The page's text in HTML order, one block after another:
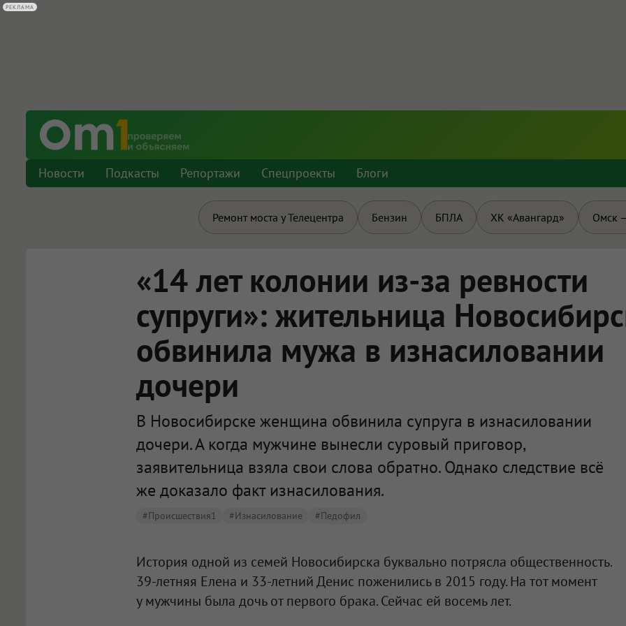
Новости Подкасты Репортажи Спецпроекты Блоги
Ремонт моста у Телецентра Бензин БПЛА ХК «Авангард» Омск
«14 лет колонии из-за ревности
супруги»: жительница
обвинила мужа в изнасиловании
дочери
В Новосибирске женщина обвинила супруга в изнасиловании
дочери. А когда мужчине вынесли суровый приговор,
заявительница взяла свои слова обратно. Однако следствие всё
же доказало факт изнасилования.
#Происшествия1 #изнасилование #педофил
История одной из семей Новосибирска буквально потрясла общественность.
39-летняя Елена и 33-летний Денис поженились в 2015 году. На тот момент
у мужчины была дочь от первого брака. Сейчас ей восемь лет.
РЕКЛАМА